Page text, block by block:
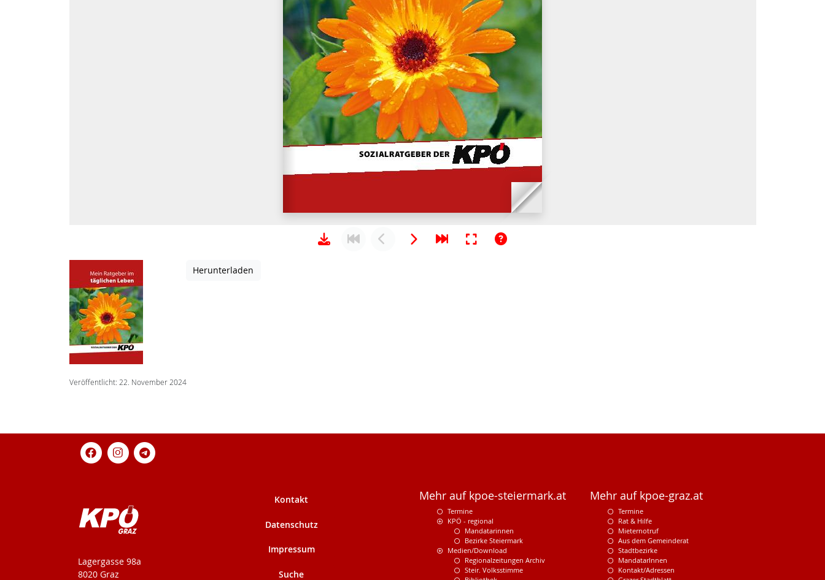
Herunterladen
Veröffentlicht: 22. November 2024
KPÖ-Steiermark
Lagergasse 98a
8020 Graz
Kontakt
Datenschutz
Impressum
Suche
Mehr auf kpoe-steiermark.at
Termine
KPÖ - regional
Mandatarinnen
Bezirke Steiermark
Medien/Download
Regionalzeitungen Archiv
Steir. Volksstimme
Mehr auf kpoe-graz.at
Termine
Rat & Hilfe
Mieternotruf
Aus dem Gemeinderat
Stadtbezirke
MandatarInnen
Kontakt/Adressen